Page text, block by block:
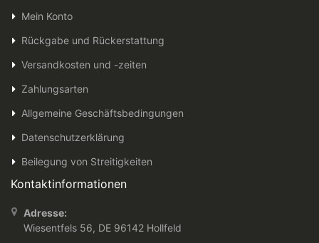
Mein Konto
Rückgabe und Rückerstattung
Versandkosten und -zeiten
Zahlungsarten
Allgemeine Geschäftsbedingungen
Datenschutzerklärung
Beilegung von Streitigkeiten
Kontaktinformationen
Adresse:
Wiesentfels 56, DE 96142 Hollfeld